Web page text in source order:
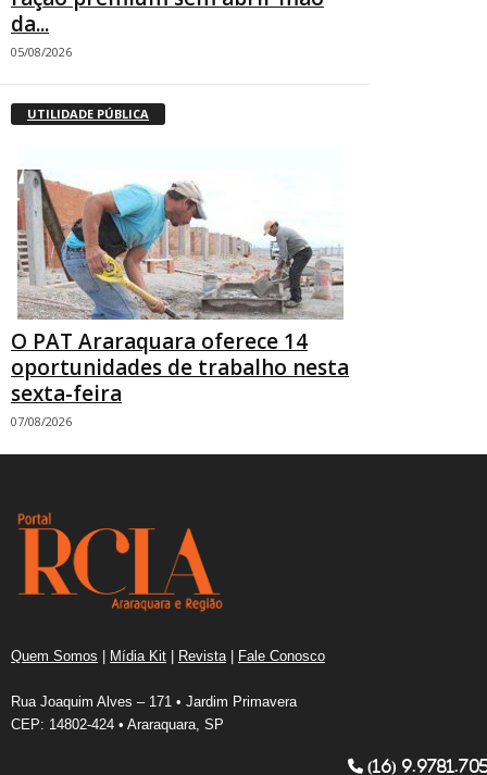
da...
05/08/2026
UTILIDADE PÚBLICA
O PAT Araraquara oferece 14
oportunidades de trabalho nesta
sexta-feira
07/08/2026
Quem Somos | Mídia Kit | Revista | Fale Conosco
Rua Joaquim Alves – 171 • Jardim Primavera
CEP: 14802-424 • Araraquara, SP
(16)